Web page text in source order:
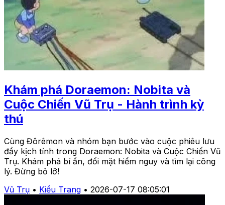
Khám phá Doraemon: Nobita và
Cuộc Chiến Vũ Trụ - Hành trình kỳ
thú
Cùng Đôrêmon và nhóm bạn bước vào cuộc phiêu lưu
đầy kịch tính trong Doraemon: Nobita và Cuộc Chiến Vũ
Trụ. Khám phá bí ẩn, đối mặt hiểm nguy và tìm lại công
lý. Đừng bỏ lỡ!
Vũ Trụ • Kiều Trang • 2026-07-17 08:05:01